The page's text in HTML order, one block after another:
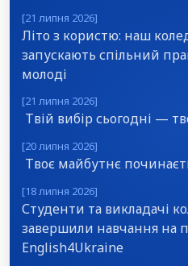
[21 липня 2026]
Літо з користю: наш
запускають спільний
молоді
[21 липня 2026]
Твій вибір сьогодні —
[20 липня 2026]
Твоє майбутнє
[18 липня 2026]
Студенти та викладачі
завершили навчання на
English4Ukraine